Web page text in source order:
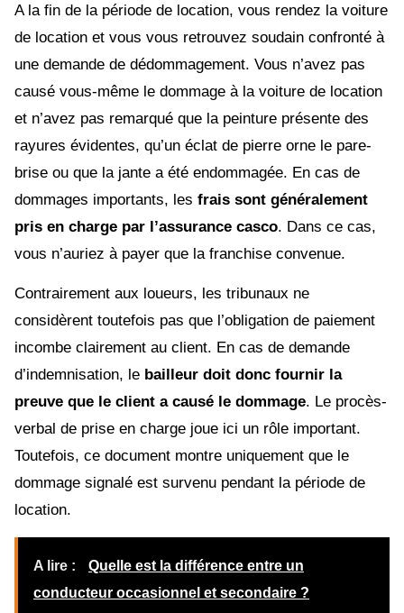
A la fin de la période de location, vous rendez la voiture
de location et vous vous retrouvez soudain confronté à
une demande de dédommagement. Vous n’avez pas
causé vous-même le dommage à la voiture de location
et n’avez pas remarqué que la peinture présente des
rayures évidentes, qu’un éclat de pierre orne le pare-
brise ou que la jante a été endommagée. En cas de
dommages importants, les frais sont généralement
pris en charge par l’assurance casco. Dans ce cas,
vous n’auriez à payer que la franchise convenue.
Contrairement aux loueurs, les tribunaux ne
considèrent toutefois pas que l’obligation de paiement
incombe clairement au client. En cas de demande
d’indemnisation, le bailleur doit donc fournir la
preuve que le client a causé le dommage. Le procès-
verbal de prise en charge joue ici un rôle important.
Toutefois, ce document montre uniquement que le
dommage signalé est survenu pendant la période de
location.
A lire :
Quelle est la différence entre un
conducteur occasionnel et secondaire ?